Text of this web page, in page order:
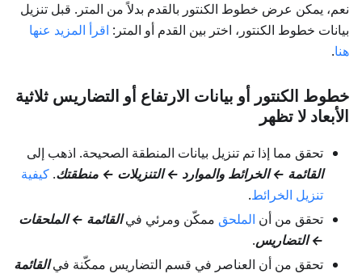
نعم، يمكن عرض خطوط الكنتور بالقدم بدلاً من المتر. قبل تنزيل
بيانات خطوط الكنتور، اختر بين القدم أو المتر: اقرأ المزيد عنها
هنا.
خطوط الكنتور أو بيانات الارتفاع أو التضاريس ثلاثية
الأبعاد لا تظهر
تحقق مما إذا تم تنزيل بيانات المنطقة الصحيحة. اذهب إلى
القائمة ← الخرائط والموارد ← التنزيلات ← منطقتك. كيفية
تنزيل الخرائط.
تحقق من أن الملحق ممكّن ومرئي فيالقائمة ← الملحقات
← التضاريس.
تحقق من أن العناصر في قسم التضاريس ممكّنة فيالقائمة